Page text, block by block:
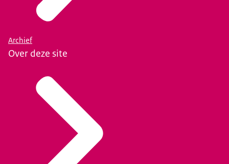
Archief
Over deze site